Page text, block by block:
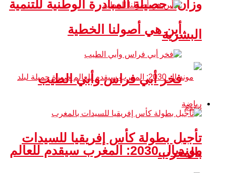
وزان.. حصيلة المبادرة الوطنية للتنمية
البشرية
مونديال 2030: المغرب سيقدم للعالم
أين هي أصولنا الخطية
فخر أبي فراس وأبي الطيب
رياضة
تأجيل بطولة كأس إفريقيا للسيدات
بالمغرب